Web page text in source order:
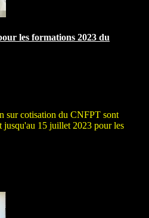
les formations 2023 du
sur cotisation du CNFPT sont
jusqu'au 15 juillet 2023 pour les